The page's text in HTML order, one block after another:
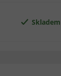
Skladem